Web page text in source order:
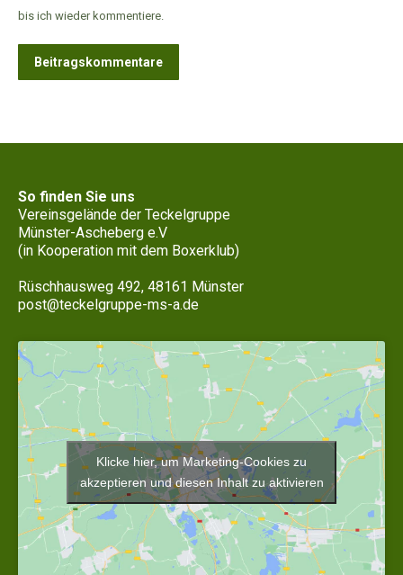
bis ich wieder kommentiere.
Beitragskommentare
So finden Sie uns
Vereinsgelände der Teckelgruppe
Münster-Ascheberg e.V
(in Kooperation mit dem Boxerklub)
Rüschhausweg 492, 48161 Münster
post@teckelgruppe-ms-a.de
Klicke hier, um Marketing-Cookies zu
akzeptieren und diesen Inhalt zu aktivieren